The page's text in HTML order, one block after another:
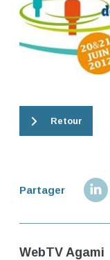
Retour
Partager
WebTV Agami